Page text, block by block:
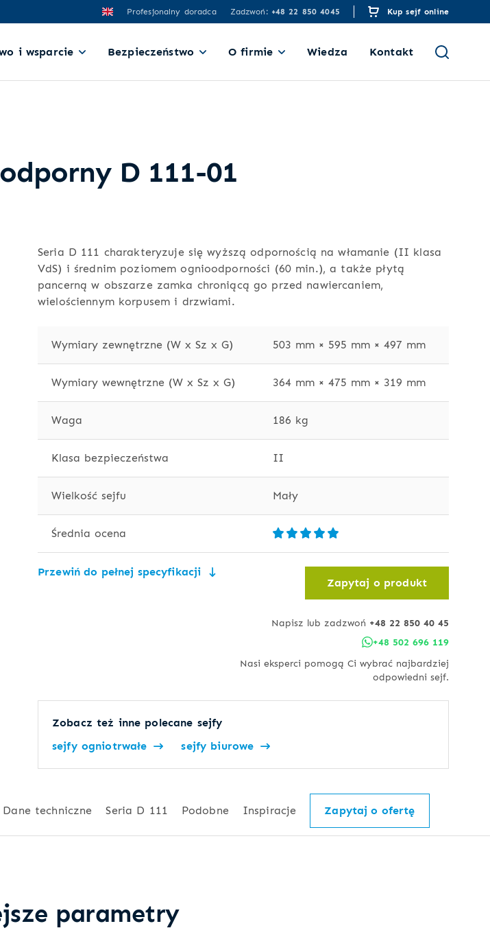
Profesjonalny doradca Zadzwoń: +48 22 850 4045 Kup sejf online
i wsparcie Bezpieczeństwo O firmie Wiedza Kontakt
D 111-01
Seria D 111 charakteryzuje się wyższą odpornością na włamanie (II klasa
VdS) i średnim poziomem ognioodporności (60 min.), a także płytą
pancerną w obszarze zamka chroniącą go przed nawiercaniem,
wielościennym korpusem i drzwiami.
Wymiary zewnętrzne (W x Sz x G) 503 mm × 595 mm × 497 mm
Wymiary wewnętrzne (W x Sz x G) 364 mm × 475 mm × 319 mm
Waga 186 kg
Klasa bezpieczeństwa II
Wielkość sejfu Mały
Średnia ocena
Przewiń do pełnej specyfikacji
Zapytaj o produkt
Napisz lub zadzwoń +48 22 850 40 45
+48 502 696 119
Nasi eksperci pomogą Ci wybrać najbardziej
odpowiedni sejf.
Zobacz też inne polecane sejfy
sejfy ogniotrwałe
sejfy biurowe
Dane techniczne Seria D 111 Podobne Inspiracje Zapytaj o ofertę
parametry